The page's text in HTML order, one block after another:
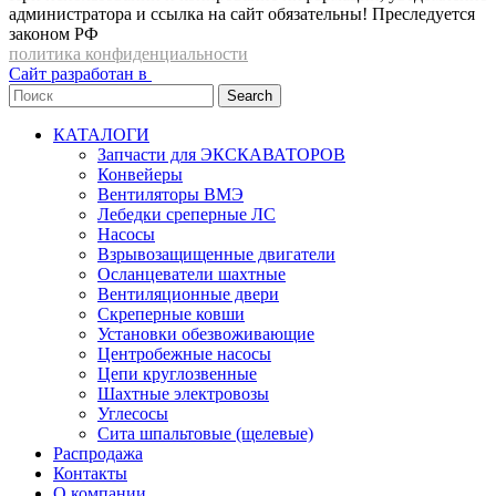
администратора и ссылка на сайт обязательны! Преследуется
законом РФ
политика конфиденциальности
Сайт разработан в
Search
КАТАЛОГИ
Запчасти для ЭКСКАВАТОРОВ
Конвейеры
Вентиляторы ВМЭ
Лебедки среперные ЛС
Насосы
Взрывозащищенные двигатели
Осланцеватели шахтные
Вентиляционные двери
Скреперные ковши
Установки обезвоживающие
Центробежные насосы
Цепи круглозвенные
Шахтные электровозы
Углесосы
Сита шпальтовые (щелевые)
Распродажа
Контакты